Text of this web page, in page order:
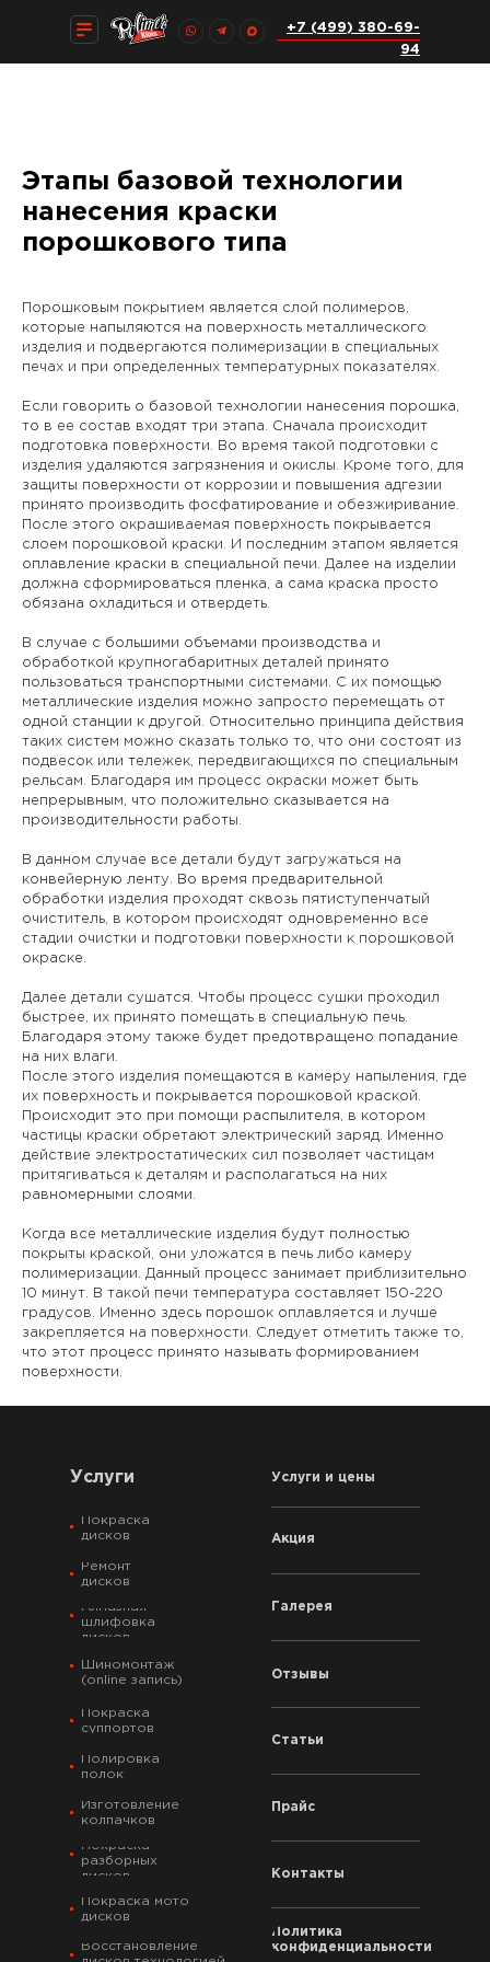
+7 (499) 380-69-
94
+7 (499) 380-69-
94
Этапы базовой технологии
нанесения краски
порошкового типа
Порошковым покрытием является слой полимеров,
которые напыляются на поверхность металлического
изделия и подвергаются полимеризации в специальных
печах и при определенных температурных показателях.
Если говорить о базовой технологии нанесения порошка,
то в ее состав входят три этапа. Сначала происходит
подготовка поверхности. Во время такой подготовки с
изделия удаляются загрязнения и окислы. Кроме того, для
защиты поверхности от коррозии и повышения адгезии
принято производить фосфатирование и обезжиривание.
После этого окрашиваемая поверхность покрывается
слоем порошковой краски. И последним этапом является
оплавление краски в специальной печи. Далее на изделии
должна сформироваться пленка, а сама краска просто
обязана охладиться и отвердеть.
В случае с большими объемами производства и
обработкой крупногабаритных деталей принято
пользоваться транспортными системами. С их помощью
металлические изделия можно запросто перемещать от
одной станции к другой. Относительно принципа действия
таких систем можно сказать только то, что они состоят из
подвесок или тележек, передвигающихся по специальным
рельсам. Благодаря им процесс окраски может быть
непрерывным, что положительно сказывается на
производительности работы.
В данном случае все детали будут загружаться на
конвейерную ленту. Во время предварительной
обработки изделия проходят сквозь пятиступенчатый
очиститель, в котором происходят одновременно все
стадии очистки и подготовки поверхности к порошковой
окраске.
Далее детали сушатся. Чтобы процесс сушки проходил
быстрее, их принято помещать в специальную печь.
Благодаря этому также будет предотвращено попадание
на них влаги.
После этого изделия помещаются в камеру напыления, где
их поверхность и покрывается порошковой краской.
Происходит это при помощи распылителя, в котором
частицы краски обретают электрический заряд. Именно
действие электростатических сил позволяет частицам
притягиваться к деталям и располагаться на них
равномерными слоями.
Когда все металлические изделия будут полностью
покрыты краской, они уложатся в печь либо камеру
полимеризации. Данный процесс занимает приблизительно
10 минут. В такой печи температура составляет 150-220
градусов. Именно здесь порошок оплавляется и лучше
закрепляется на поверхности. Следует отметить также то,
что этот процесс принято называть формированием
поверхности.
Услуги
Покраска
дисков
Ремонт
дисков
Алмазная
шлифовка
дисков
Шиномонтаж
(online запись)
Покраска
суппортов
Полировка
полок
Изготовление
колпачков
Покраска
разборных
дисков
Покраска мото
дисков
Восстановление
Услуги и цены
Акция
Галерея
Отзывы
Статьи
Прайс
Контакты
Политика
конфиденциальности